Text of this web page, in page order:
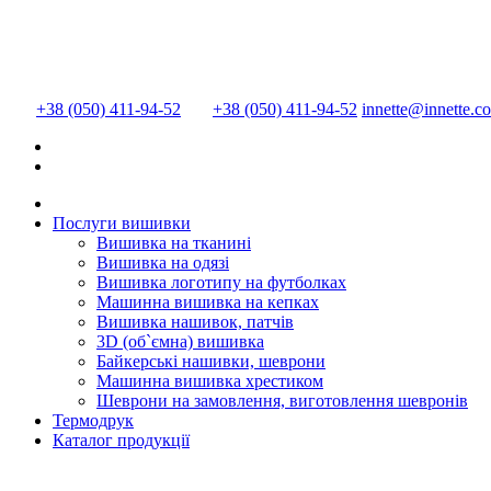
+38 (050) 411-94-52 +38 (050) 411-94-52
Послуги вишивки
Вишивка на тканині
Вишивка на одязі
Вишивка логотипу на футболках
Машинна вишивка на кепках
Вишивка нашивок, патчів
3D (об`ємна) вишивка
Байкерські нашивки, шеврони
Машинна вишивка хрестиком
Шеврони на замовлення, виготовлення шевронів
Термодрук
Каталог продукції